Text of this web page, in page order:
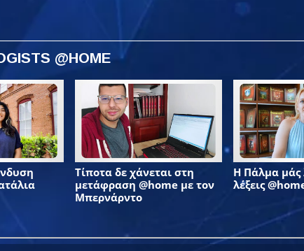
@HOME
Τίποτα δε χάνεται στη
μετάφραση @home με τον
Μπερνάρντο
Η Πάλμα μάς
λέξεις